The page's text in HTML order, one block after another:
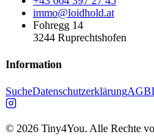
immo@loidhold.at
Fohregg 14
3244 Ruprechtshofen
Information
SucheDatenschutzerklärungAGB
© 2026 Tiny4You. Alle Rechte